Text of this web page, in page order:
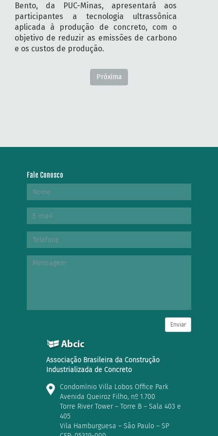
Bento, da PUC-Minas, apresentará aos
participantes a tecnologia ultrassônica
aplicada à produção de concreto, com o
objetivo de reduzir as emissões de carbono
e os custos de produção.
Próxima
Fale Conosco
Enviar
Associação Brasileira da Construção
Industrializada de Concreto
Condomínio Villa Lobos Office Park
Avenida Queiroz Filho, nº 1.700
Torre River Tower – Torre B – Sala 403 e
405
Vila Hamburguesa – São Paulo – SP